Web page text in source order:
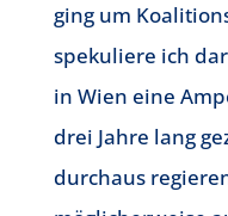
ging um
spekuliere ich
in Wien eine
drei Jahre lang
durchaus